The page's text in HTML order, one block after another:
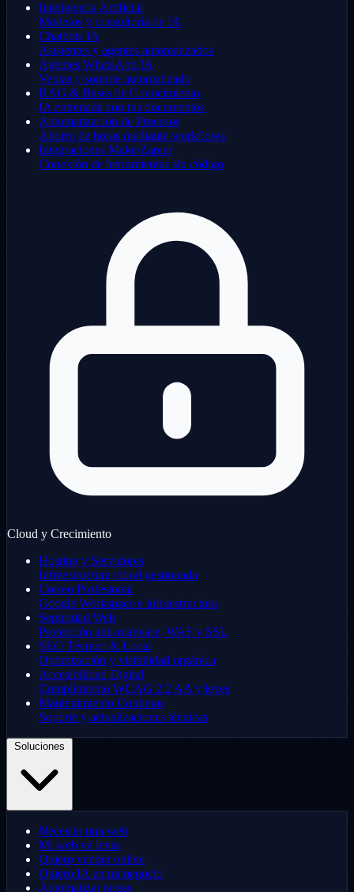
Inteligencia Artificial
Modelos y consultoría de IA
Chatbots IA
Asistentes y agentes automatizados
Agentes WhatsApp IA
Ventas y soporte automatizado
RAG & Bases de Conocimiento
IA entrenada con tus documentos
Automatización de Procesos
Ahorro de horas mediante workflows
Integraciones Make/Zapier
Conexión de herramientas sin código
Cloud y Crecimiento
Hosting y Servidores
Infraestructura cloud gestionada
Correo Profesional
Google Workspace e infraestructura
Seguridad Web
Protección anti-malware, WAF y SSL
SEO Técnico & Local
Optimización y visibilidad orgánica
Accesibilidad Digital
Cumplimiento WCAG 2.2 AA y leyes
Mantenimiento Continuo
Soporte y actualizaciones técnicas
Necesito una web
Mi web va lenta
Quiero vender online
Quiero IA en mi negocio
Automatizar tareas